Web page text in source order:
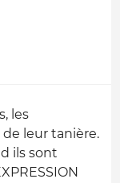
les
leur tanière.
ils sont